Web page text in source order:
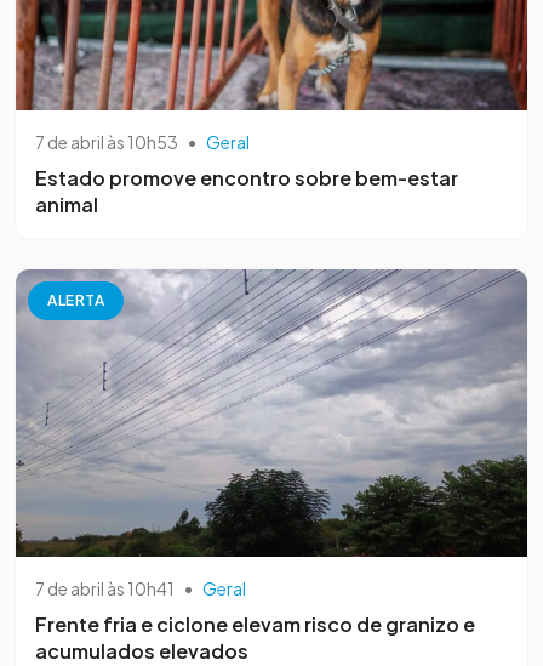
7 de abril às 10h53 • Geral
Estado promove encontro sobre bem-estar
animal
ALERTA
7 de abril às 10h41 • Geral
Frente fria e ciclone elevam risco de granizo e
acumulados elevados